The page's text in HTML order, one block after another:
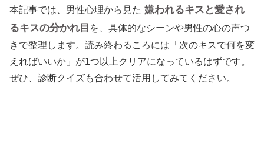
本記事では、男性心理から見た 嫌われるキスと愛され
るキスの分かれ目 を、具体的なシーンや男性の心の声つ
きで整理します。読み終わるころには「次のキスで何を変
えればいいか」が1つ以上クリアになっているはずです。
ぜひ、診断クイズも合わせて活用してみてください。